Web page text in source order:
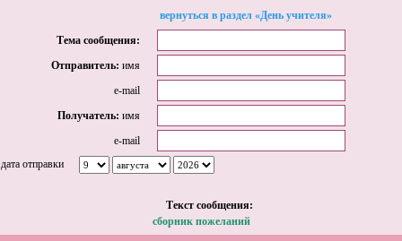
вернуться в раздел «День учителя»
Тема сообщения:
Отправитель: имя
e-mail
Получатель: имя
e-mail
дата отправки
Tекст сообщения:
сборник пожеланий